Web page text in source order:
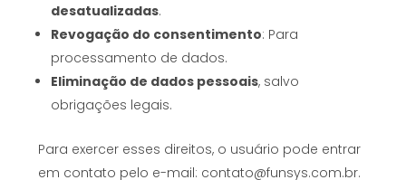
desatualizadas.
Revogação do consentimento: Para
processamento de dados.
Eliminação de dados pessoais, salvo
obrigações legais.
Para exercer esses direitos, o usuário pode entrar
em contato pelo e-mail: contato@funsys.com.br.